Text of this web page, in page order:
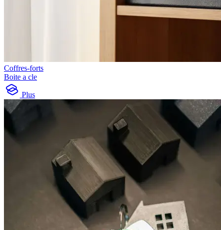
Coffres-forts
Boite a cle
Plus